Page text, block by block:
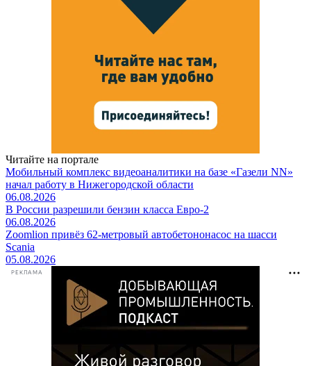
Читайте на портале
Мобильный комплекс видеоаналитики на базе «Газели NN»
начал работу в Нижегородской области
06.08.2026
В России разрешили бензин класса Евро-2
06.08.2026
Zoomlion привёз 62-метровый автобетононасос на шасси
Scania
05.08.2026
РЕКЛАМА